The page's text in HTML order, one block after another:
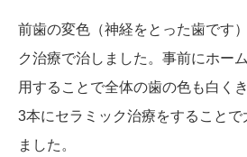
前歯の変色（神経をとった歯です
ク治療で治しました。事前にホー
用することで全体の歯の色も白く
3本にセラミック治療をすること
ました。